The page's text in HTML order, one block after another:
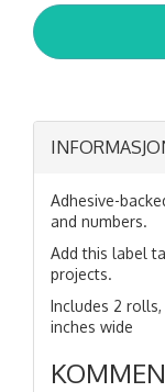
Adhesive-
and numbers.
Add this label
projects.
Includes 2
inches wide